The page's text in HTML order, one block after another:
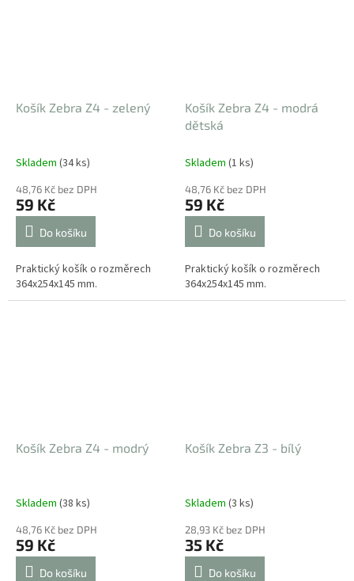
Košík Zebra Z4 - zelený
Skladem (34 ks)
48,76 Kč bez DPH
59 Kč
Do košíku
Praktický košík o rozměrech
364x254x145 mm.
Košík Zebra Z4 - modrá
dětská
Skladem (1 ks)
48,76 Kč bez DPH
59 Kč
Do košíku
Praktický košík o rozměrech
364x254x145 mm.
Košík Zebra Z4 - modrý
Skladem (38 ks)
48,76 Kč bez DPH
59 Kč
Do košíku
Košík Zebra Z3 - bílý
Skladem (3 ks)
28,93 Kč bez DPH
35 Kč
Do košíku